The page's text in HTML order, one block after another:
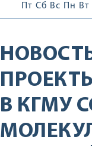
Пт Сб Вс Пн Вт
В КГМУ